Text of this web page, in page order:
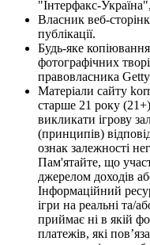
"Інтерфакс-
Власник веб-
публікації.
Будь-яке
фотографічних
правовласника
Матеріали сайту
старше 21 року
викликати ігрову
(принципів)
ознак залежності
Пам'ятайте, що
джерелом доходів
Інформаційний
ігри на реальні та/
приймає ні в якій
платежів, які